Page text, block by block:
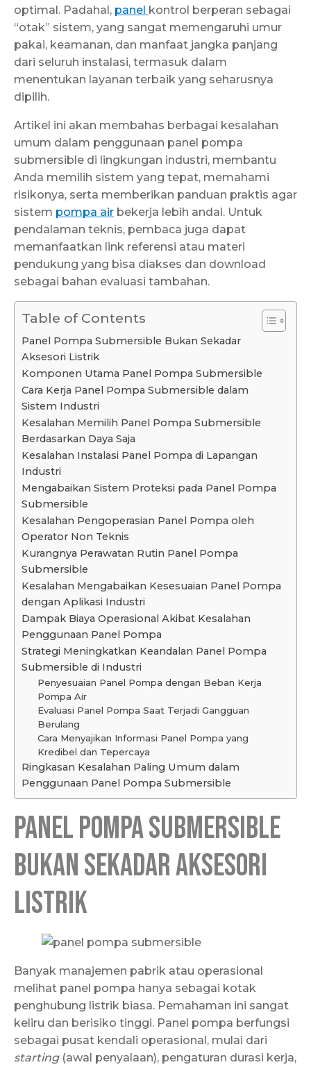
optimal. Padahal, panel kontrol berperan sebagai
“otak” sistem, yang sangat memengaruhi umur
pakai, keamanan, dan manfaat jangka panjang
dari seluruh instalasi, termasuk dalam
menentukan layanan terbaik yang seharusnya
dipilih.
Artikel ini akan membahas berbagai kesalahan
umum dalam penggunaan panel pompa
submersible di lingkungan industri, membantu
Anda memilih sistem yang tepat, memahami
risikonya, serta memberikan panduan praktis agar
sistem pompa air bekerja lebih andal. Untuk
pendalaman teknis, pembaca juga dapat
memanfaatkan link referensi atau materi
pendukung yang bisa diakses dan download
sebagai bahan evaluasi tambahan.
Table of Contents
Panel Pompa Submersible Bukan Sekadar
Aksesori Listrik
Komponen Utama Panel Pompa Submersible
Cara Kerja Panel Pompa Submersible dalam
Sistem Industri
Kesalahan Memilih Panel Pompa Submersible
Berdasarkan Daya Saja
Kesalahan Instalasi Panel Pompa di Lapangan
Industri
Mengabaikan Sistem Proteksi pada Panel Pompa
Submersible
Kesalahan Pengoperasian Panel Pompa oleh
Operator Non Teknis
Kurangnya Perawatan Rutin Panel Pompa
Submersible
Kesalahan Mengabaikan Kesesuaian Panel Pompa
dengan Aplikasi Industri
Dampak Biaya Operasional Akibat Kesalahan
Penggunaan Panel Pompa
Strategi Meningkatkan Keandalan Panel Pompa
Submersible di Industri
Penyesuaian Panel Pompa dengan Beban Kerja
Pompa Air
Evaluasi Panel Pompa Saat Terjadi Gangguan
Berulang
Cara Menyajikan Informasi Panel Pompa yang
Kredibel dan Tepercaya
Ringkasan Kesalahan Paling Umum dalam
Penggunaan Panel Pompa Submersible
Panel Pompa Submersible
Bukan Sekadar Aksesori
Listrik
Banyak manajemen pabrik atau operasional
melihat panel pompa hanya sebagai kotak
penghubung listrik biasa. Pemahaman ini sangat
keliru dan berisiko tinggi. Panel pompa berfungsi
sebagai pusat kendali operasional, mulai dari
starting(awal penyalaan), pengaturan durasi kerja,